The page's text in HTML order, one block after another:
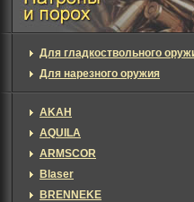
Для гладкоствольного
Для нарезного оружия
AKAH
AQUILA
ARMSCOR
Blaser
BRENNEKE